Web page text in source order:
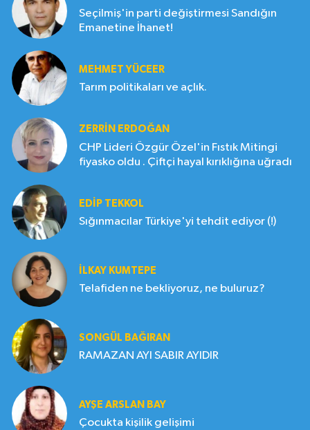
Seçilmiş'in parti değiştirmesi Sandığın
Emanetine İhanet!
MEHMET YÜCEER
Tarım politikaları ve açlık.
ZERRIN ERDOĞAN
CHP Lideri Özgür Özel'in Fıstık Mitingi
fiyasko oldu . Çiftçi hayal kırıklığına uğradı
EDIP TEKKOL
Sığınmacılar Türkiye'yi tehdit ediyor (!)
İLKAY KUMTEPE
Telafiden ne bekliyoruz, ne buluruz?
SONGÜL BAĞIRAN
RAMAZAN AYI SABIR AYIDIR
AYŞE ARSLAN BAY
Çocukta kişilik gelişimi